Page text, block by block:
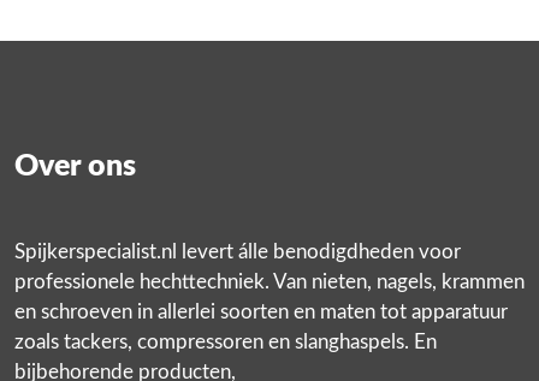
Over ons
Spijkerspecialist.nl levert álle benodigdheden voor
professionele hechttechniek. Van nieten, nagels, krammen
en schroeven in allerlei soorten en maten tot apparatuur
zoals tackers, compressoren en slanghaspels. En
bijbehorende producten,